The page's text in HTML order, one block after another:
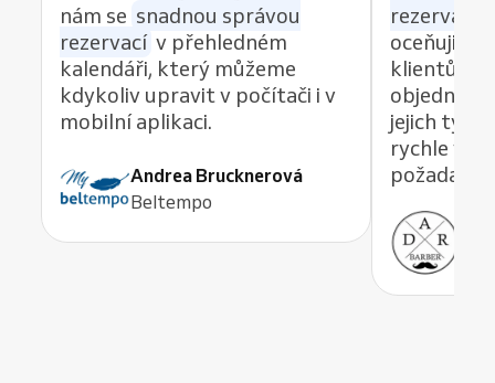
nám se snadnou správou
rezervací v přehledném
kalendáři, který můžeme
kdykoliv upravit v počítači i v
mobilní aplikaci.
Andrea Brucknerová
Beltempo
rezervací
oceňuji
klientům
jejich tým
rychle